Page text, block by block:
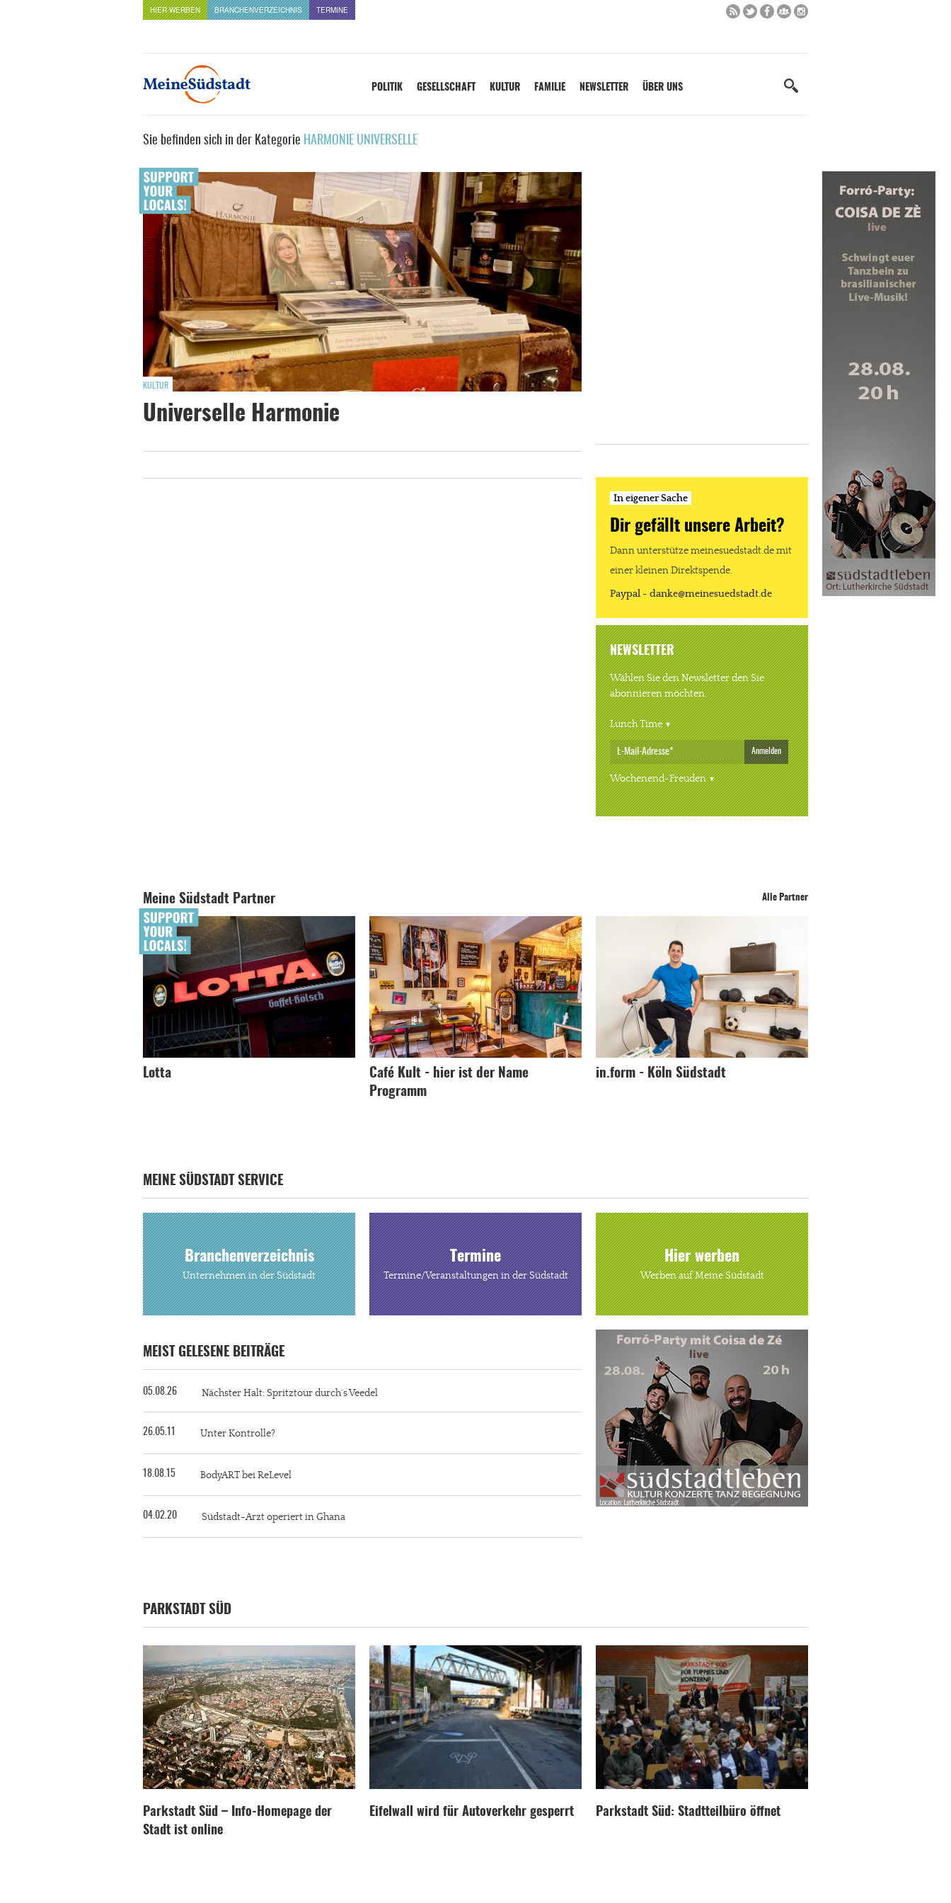
HIER WERBEN BRANCHENVERZEICHNIS TERMINE
POLITIK GESELLSCHAFT KULTUR FAMILIE NEWSLETTER ÜBER UNS
Sie befinden sich in der Kategorie HARMONIE UNIVERSELLE
KULTUR
Universelle Harmonie
In eigener Sache
Dir gefällt unsere Arbeit?
Dann unterstütze meinesuedstadt.de mit
einer kleinen Direktspende.
Paypal - danke@meinesuedstadt.de
NEWSLETTER
Wählen Sie den Newsletter den Sie
abonnieren möchten.
Lunch Time
Anmelden
Wochenend-Freuden
Meine Südstadt Partner Alle Partner
Lotta
Café Kult - hier ist der Name
Programm
in.form - Köln Südstadt
MEINE SÜDSTADT SERVICE
Branchenverzeichnis
Unternehmen in der Südstadt
Termine
Termine/Veranstaltungen in der Südstadt
Hier werben
Werben auf Meine Südstadt
MEIST GELESENE BEITRÄGE
05.08.26 Nächster Halt: Spritztour durch´s Veedel
26.05.11 Unter Kontrolle?
18.08.15 BodyART bei ReLevel
04.02.20 Südstadt-Arzt operiert in Ghana
PARKSTADT SÜD
Parkstadt Süd – Info-Homepage der
Stadt ist online
Eifelwall wird für Autoverkehr gesperrt Parkstadt Süd: Stadtteilbüro öffnet